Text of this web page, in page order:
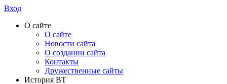
Вход
О сайте
О сайте
Новости сайта
О создании сайта
Контакты
Дружественные сайты
История ВТ